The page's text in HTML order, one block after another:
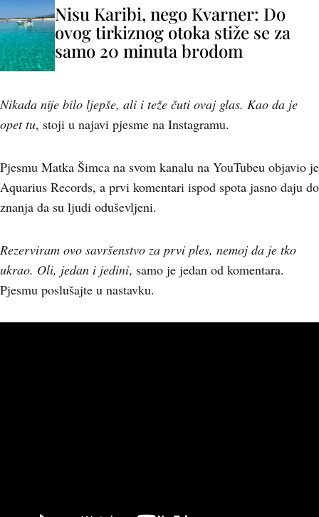
Nisu Karibi, nego Kvarner: Do
ovog tirkiznog otoka stiže se za
samo 20 minuta brodom
Nikada nije bilo ljepše, ali i teže čuti ovaj glas. Kao da je
opet tu, stoji u najavi pjesme na Instagramu.
Pjesmu Matka Šimca na svom kanalu na YouTubeu objavio je
Aquarius Records, a prvi komentari ispod spota jasno daju do
znanja da su ljudi oduševljeni.
Rezerviram ovo savršenstvo za prvi ples, nemoj da je tko
ukrao. Oli, jedan i jedini, samo je jedan od komentara.
Pjesmu poslušajte u nastavku.